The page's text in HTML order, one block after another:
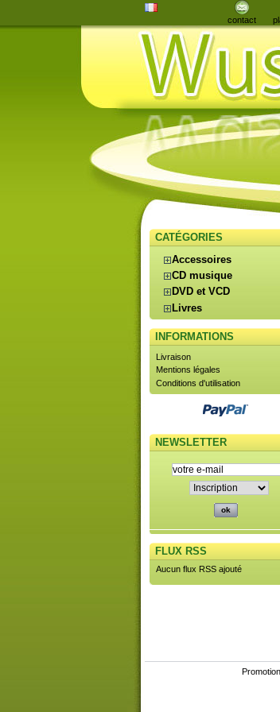
contact
CATÉGORIES
Accessoires
CD musique
DVD et VCD
Livres
INFORMATIONS
Livraison
Mentions légales
Conditions d'utilisation
NEWSLETTER
FLUX RSS
Aucun flux RSS ajouté